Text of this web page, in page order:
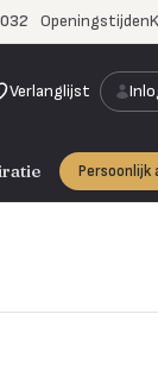
Openingstijden
Verlanglijst
Persoonlijk